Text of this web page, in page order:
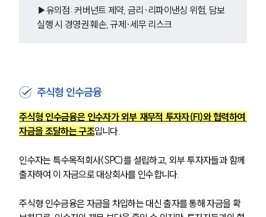
▶유의점: 커버넌트 제약, 금리·리파이낸싱 위험, 담보
실행 시 경영권 훼손, 규제·세무 리스크
주식형 인수금융
주식형 인수금융은 인수자가 외부 재무적 투자자(FI)와 협력하여
자금을 조달하는 구조입니다.
인수자는 특수목적회사(SPC)를 설립하고, 외부 투자자들과 함께
출자하여 이 자금으로 대상회사를 인수합니다.
주식형 인수금융은 자금을 차입하는 대신 출자를 통해 자금을 확